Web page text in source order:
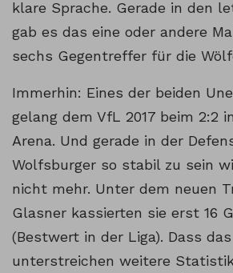
klare Sprache. Gerade in den
gab es das eine oder andere
sechs Gegentreffer für die
Immerhin: Eines der beiden
gelang dem VfL 2017 beim 2:2
Arena. Und gerade in der
Wolfsburger so stabil zu sein
nicht mehr. Unter dem neuen
Glasner kassierten sie erst 16
(Bestwert in der Liga). Dass
unterstreichen weitere